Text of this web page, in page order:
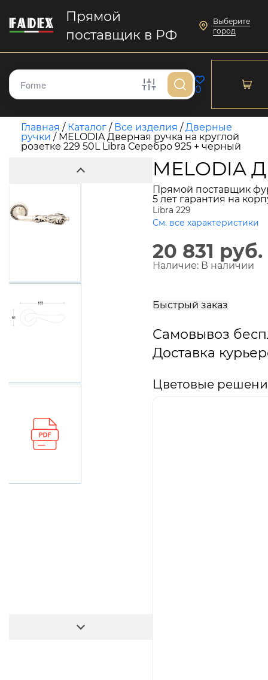
Прямой
поставщик в РФ
Выберите
город
0
Главная / Каталог / Все изделия /Дверные
ручки / MELODIA Дверная ручка на круглой
розетке 229 50L Libra Серебро 925 + черный
MELODIA
Прямой поставщик
5 лет гарантия на
Libra 229
См. все характеристики
20 831 руб.
Наличие: В наличии
Быстрый заказ
Самовывоз
Доставка
Цветовые